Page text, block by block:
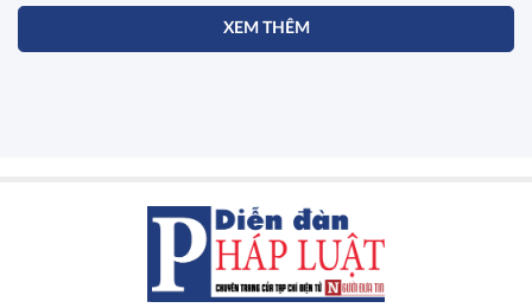
XEM THÊM